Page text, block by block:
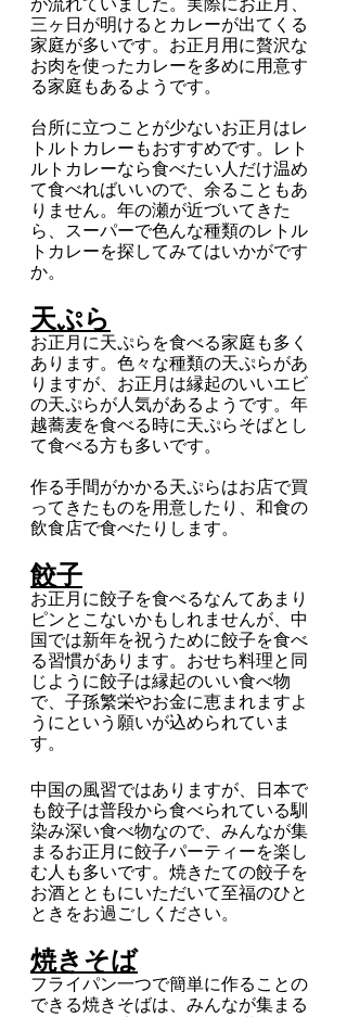
三ヶ日が明けるとカレーが出てくる
家庭が多いです。お正月用に贅沢な
お肉を使ったカレーを多めに用意す
る家庭もあるようです。
台所に立つことが少ないお正月はレ
トルトカレーもおすすめです。レト
ルトカレーなら食べたい人だけ温め
て食べればいいので、余ることもあ
りません。年の瀬が近づいてきた
ら、スーパーで色んな種類のレトル
トカレーを探してみてはいかがです
か。
天ぷら
お正月に天ぷらを食べる家庭も多く
あります。色々な種類の天ぷらがあ
りますが、お正月は縁起のいいエビ
の天ぷらが人気があるようです。年
越蕎麦を食べる時に天ぷらそばとし
て食べる方も多いです。
作る手間がかかる天ぷらはお店で買
ってきたものを用意したり、和食の
飲食店で食べたりします。
餃子
お正月に餃子を食べるなんてあまり
ピンとこないかもしれませんが、中
国では新年を祝うために餃子を食べ
る習慣があります。おせち料理と同
じように餃子は縁起のいい食べ物
で、子孫繁栄やお金に恵まれますよ
うにという願いが込められていま
す。
中国の風習ではありますが、日本で
も餃子は普段から食べられている馴
染み深い食べ物なので、みんなが集
まるお正月に餃子パーティーを楽し
む人も多いです。焼きたての餃子を
お酒とともにいただいて至福のひと
ときをお過ごしください。
焼きそば
フライパン一つで簡単に作ることの
できる焼きそばは、みんなが集まる